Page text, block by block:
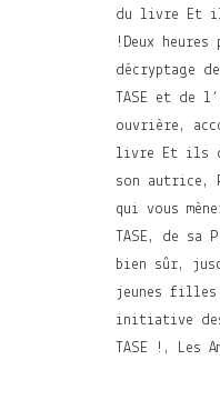
du livre Et
!Deux
décryptage
TASE et de
ouvrière,
livre Et ils
son autrice,
qui vous
TASE, de
bien sûr,
jeunes filles
initiative des
TASE !, Les